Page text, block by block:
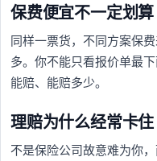
保费便宜不一定划算
同样一票货，不同方案保
多。你不能只看报价单最
能赔、能赔多少。
理赔为什么经常卡住
不是保险公司故意难为你